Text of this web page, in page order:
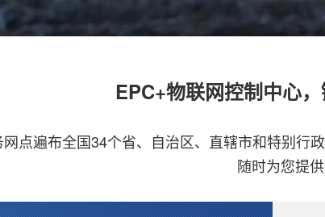
EPC+物联网控制中心
点遍布全国34个省、自治区、直辖市和特别行
随时为您提